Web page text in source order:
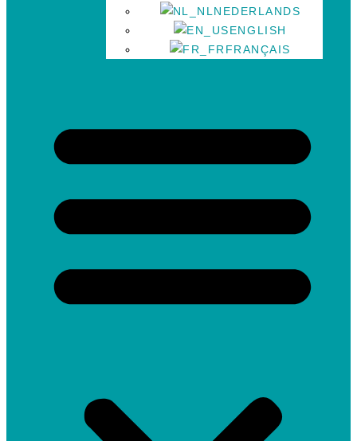
NEDERLANDS
ENGLISH
FRANÇAIS